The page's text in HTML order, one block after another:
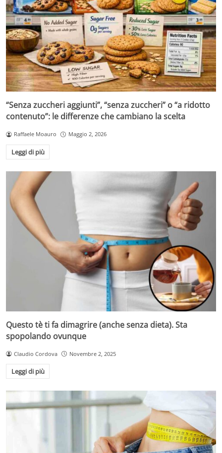
“Senza zuccheri aggiunti”, “senza zuccheri” o “a ridotto
contenuto”: le differenze che cambiano la scelta
Raffaele Moauro Maggio 2, 2026
Leggi di più
Questo tè ti fa dimagrire (anche senza dieta). Sta
spopolando ovunque
Claudio Cordova Novembre 2, 2025
Leggi di più